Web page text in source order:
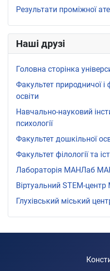
Результати проміжної
Наші друзі
Головна сторінка
Факультет природничої і
освіти
Навчально-науковий
психології
Факультет дошкільної
Факультет філології та
Лабораторія МАНЛаб
Віртуальний STEМ-
Глухівський міський